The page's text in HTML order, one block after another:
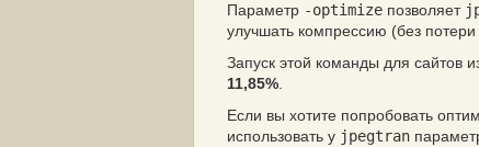
Параметр -optimize позволяет
улучшать компрессию (без потери
Запуск этой команды для сайтов
11,85%
Если вы хотите попробовать
использовать у jpegtran